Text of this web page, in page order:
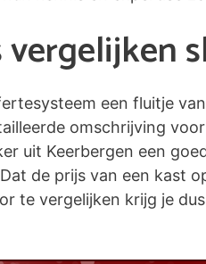
een fluitje
omschrijving
uit Keerbergen een
de prijs van een kast
te vergelijken krijg je